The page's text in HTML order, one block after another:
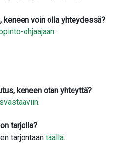
keneen voin olla yhteydessä?
ohjaajaan.
keneen otan yhteyttä?
.
tarjolla?
tarjontaan täällä.